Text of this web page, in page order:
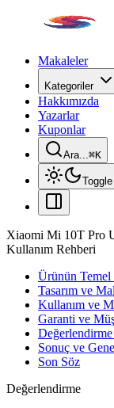
Makaleler
Kategoriler
Hakkımızda
Yazarlar
Kuponlar
Ara...⌘K
Xiaomi Mi 10T Pro
Kullanım Rehberi
Ürünün Temel
Tasarım ve
Kullanım ve
Garanti ve
Sonuç ve
Son Söz
Değerlendirme